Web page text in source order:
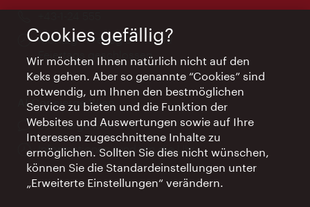
Öffnungszeiten:
Montag - Freitag 9 – 17 Uhr
Feiertags geschlossen
AI Concierge Wien
Ort:
concierge.wien.info
Öffnungszeiten:
Informationen rund um die Uhr
Cookies gefällig?
Wir möchten Ihnen natürlich nicht auf den
Keks gehen. Aber so genannte “Cookies” sind
notwendig, um Ihnen den bestmöglichen
Service zu bieten und die Funktion der
Websites und Auswertungen sowie auf Ihre
Interessen zugeschnittene Inhalte zu
ermöglichen. Sollten Sie dies nicht wünschen,
können Sie die Standardeinstellungen unter
„Erweiterte Einstellungen“ verändern.